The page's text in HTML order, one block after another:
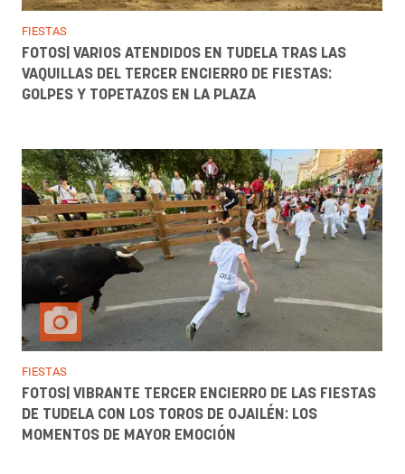
FIESTAS
FOTOS| VARIOS ATENDIDOS EN TUDELA TRAS LAS
VAQUILLAS DEL TERCER ENCIERRO DE FIESTAS:
GOLPES Y TOPETAZOS EN LA PLAZA
FIESTAS
FOTOS| VIBRANTE TERCER ENCIERRO DE LAS FIESTAS
DE TUDELA CON LOS TOROS DE OJAILÉN: LOS
MOMENTOS DE MAYOR EMOCIÓN